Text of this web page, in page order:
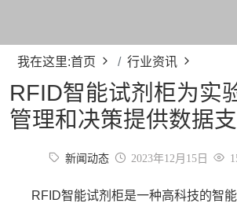
我在这里:首页 行业资讯
RFID智能试剂柜为实
管理和决策提供数据
新闻动态 2023年12月15日
RFID智能试剂柜是一种高科技的智